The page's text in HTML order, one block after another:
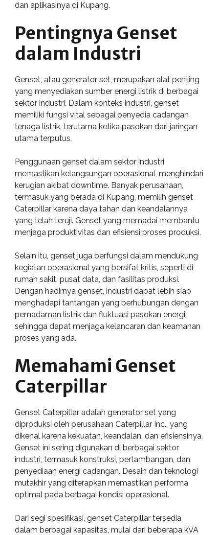
dan aplikasinya di Kupang.
Pentingnya Genset
dalam Industri
Genset, atau generator set, merupakan alat penting
yang menyediakan sumber energi listrik di berbagai
sektor industri. Dalam konteks industri, genset
memiliki fungsi vital sebagai penyedia cadangan
tenaga listrik, terutama ketika pasokan dari jaringan
utama terputus.
Penggunaan genset dalam sektor industri
memastikan kelangsungan operasional, menghindari
kerugian akibat downtime. Banyak perusahaan,
termasuk yang berada di Kupang, memilih genset
Caterpillar karena daya tahan dan keandalannya
yang telah teruji. Genset yang memadai membantu
menjaga produktivitas dan efisiensi proses produksi.
Selain itu, genset juga berfungsi dalam mendukung
kegiatan operasional yang bersifat kritis, seperti di
rumah sakit, pusat data, dan fasilitas produksi.
Dengan hadirnya genset, industri dapat lebih siap
menghadapi tantangan yang berhubungan dengan
pemadaman listrik dan fluktuasi pasokan energi,
sehingga dapat menjaga kelancaran dan keamanan
proses yang ada.
Memahami Genset
Caterpillar
Genset Caterpillar adalah generator set yang
diproduksi oleh perusahaan Caterpillar Inc., yang
dikenal karena kekuatan, keandalan, dan efisiensinya.
Genset ini sering digunakan di berbagai sektor
industri, termasuk konstruksi, pertambangan, dan
penyediaan energi cadangan. Desain dan teknologi
mutakhir yang diterapkan memastikan performa
optimal pada berbagai kondisi operasional.
Dari segi spesifikasi, genset Caterpillar tersedia
dalam berbagai kapasitas, mulai dari beberapa kVA